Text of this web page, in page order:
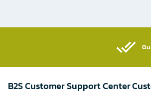
B2S Customer Support Center